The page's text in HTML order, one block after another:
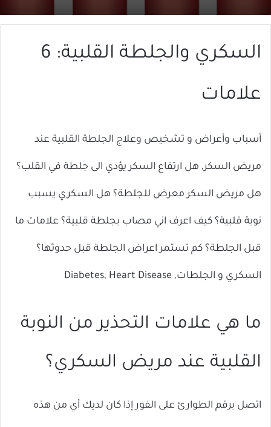
السكري والجلطة القلبية: 6
علامات
أسباب وأعراض و تشخيص وعلاج الجلطة القلبية عند
مريض السكر, هل ارتفاع السكر يؤدي الى جلطة في القلب؟
هل مريض السكر معرض للجلطة؟ هل السكري يسبب
نوبة قلبية؟ كيف اعرف اني مصاب بجلطة قلبية؟ علامات ما
قبل الجلطة؟ كم تستمر اعراض الجلطة قبل حدوثها؟
السكري و الجلطات, Diabetes, Heart Disease
ما هي علامات التحذير من النوبة
القلبية عند مريض السكري؟
اتصل برقم الطوارئ على الفور إذا كان لديك أي من هذه